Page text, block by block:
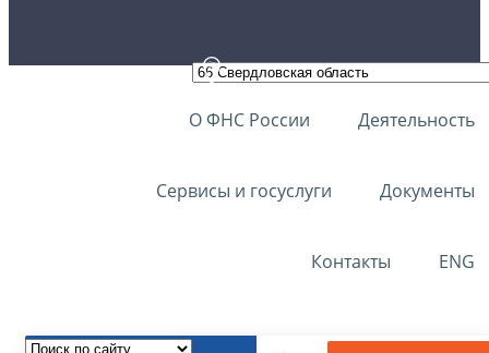
О ФНС России Деятельность
Сервисы и госуслуги Документы
Контакты ENG